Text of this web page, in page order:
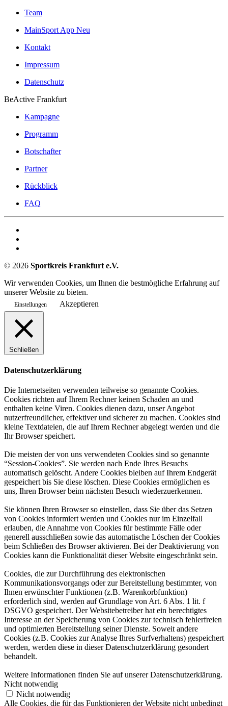
Team
MainSport App Neu
Kontakt
Impressum
Datenschutz
BeActive Frankfurt
Kampagne
Programm
Botschafter
Partner
Rückblick
FAQ
© 2026 Sportkreis Frankfurt e.V.
Wir verwenden Cookies, um Ihnen die bestmögliche Erfahrung auf
unserer Website zu bieten.
Einstellungen Akzeptieren
Schließen
Datenschutzerklärung
Die Internetseiten verwenden teilweise so genannte Cookies.
Cookies richten auf Ihrem Rechner keinen Schaden an und
enthalten keine Viren. Cookies dienen dazu, unser Angebot
nutzerfreundlicher, effektiver und sicherer zu machen. Cookies sind
kleine Textdateien, die auf Ihrem Rechner abgelegt werden und die
Ihr Browser speichert.
Die meisten der von uns verwendeten Cookies sind so genannte
“Session-Cookies”. Sie werden nach Ende Ihres Besuchs
automatisch gelöscht. Andere Cookies bleiben auf Ihrem Endgerät
gespeichert bis Sie diese löschen. Diese Cookies ermöglichen es
uns, Ihren Browser beim nächsten Besuch wiederzuerkennen.
Sie können Ihren Browser so einstellen, dass Sie über das Setzen
von Cookies informiert werden und Cookies nur im Einzelfall
erlauben, die Annahme von Cookies für bestimmte Fälle oder
generell ausschließen sowie das automatische Löschen der Cookies
beim Schließen des Browser aktivieren. Bei der Deaktivierung von
Cookies kann die Funktionalität dieser Website eingeschränkt sein.
Cookies, die zur Durchführung des elektronischen
Kommunikationsvorgangs oder zur Bereitstellung bestimmter, von
Ihnen erwünschter Funktionen (z.B. Warenkorbfunktion)
erforderlich sind, werden auf Grundlage von Art. 6 Abs. 1 lit. f
DSGVO gespeichert. Der Websitebetreiber hat ein berechtigtes
Interesse an der Speicherung von Cookies zur technisch fehlerfreien
und optimierten Bereitstellung seiner Dienste. Soweit andere
Cookies (z.B. Cookies zur Analyse Ihres Surfverhaltens) gespeichert
werden, werden diese in dieser Datenschutzerklärung gesondert
behandelt.
Weitere Informationen finden Sie auf unserer Datenschutzerklärung.
Nicht notwendig
Nicht notwendig
Alle Cookies, die für das Funktionieren der Website nicht unbedingt